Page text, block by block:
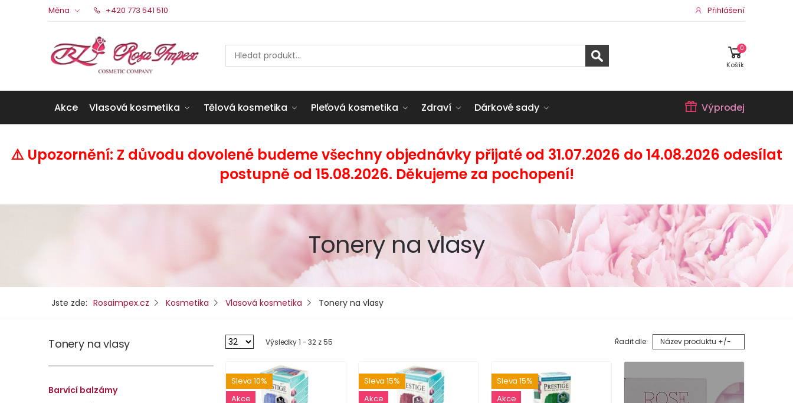
Měna +420 773 541 510 Přihlášení
0
Košík
Akce Vlasová kosmetika Tělová kosmetika Pleťová kosmetika Zdraví Dárkové sady Výprodej
⚠️ Upozornění: Z důvodu dovolené budeme všechny objednávky přijaté od 31.07.2026 do 14.08.2026 odesílat
postupně od 15.08.2026. Děkujeme za pochopení!
Tonery na vlasy
Jste zde: Rosaimpex.cz Kosmetika Vlasová kosmetika Tonery na vlasy
Výsledky 1 - 32 z 55 Řadit dle: Název produktu +/-
Sleva 10%
Akce
Sleva 15%
Akce
Sleva 15%
Akce
Tonery na vlasy
Barvící balzámy